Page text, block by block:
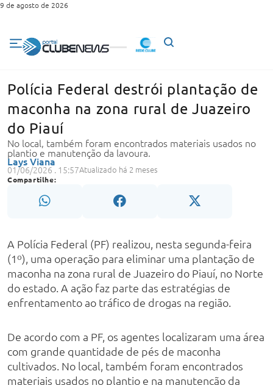
9 de agosto de 2026
Polícia Federal destrói plantação de
maconha na zona rural de Juazeiro
do Piauí
No local, também foram encontrados materiais usados no
plantio e manutenção da lavoura.
Lays Viana
01/06/2026 . 15:57Atualizado há 2 meses
Compartilhe:
A Polícia Federal (PF) realizou, nesta segunda-feira
(1º), uma operação para eliminar uma plantação de
maconha na zona rural de Juazeiro do Piauí, no Norte
do estado. A ação faz parte das estratégias de
enfrentamento ao tráfico de drogas na região.
De acordo com a PF, os agentes localizaram uma área
com grande quantidade de pés de maconha
cultivados. No local, também foram encontrados
materiais usados no plantio e na manutenção da